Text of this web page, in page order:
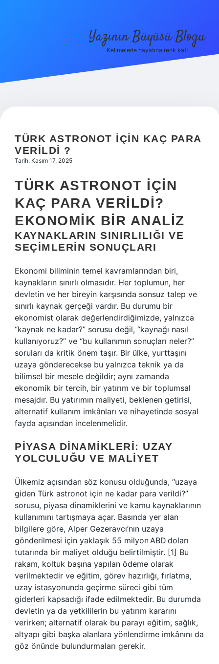
Hakkımızda
menüyü
Yazının Büyüsü Blogu
Kelimelerle hayatına renk kat!
TÜRK ASTRONOT IÇIN KAÇ PARA
VERILDI ?
Tarih: Kasım 17, 2025
TÜRK ASTRONOT İÇIN
KAÇ PARA VERILDI?
EKONOMIK BIR ANALIZ
KAYNAKLARIN SINIRLILIĞI VE
SEÇIMLERIN SONUÇLARI
Ekonomi biliminin temel kavramlarından biri,
kaynakların sınırlı olmasıdır. Her toplumun, her
devletin ve her bireyin karşısında sonsuz talep ve
sınırlı kaynak gerçeği vardır. Bu durumu bir
ekonomist olarak değerlendirdiğimizde, yalnızca
“kaynak ne kadar?” sorusu değil, “kaynağı nasıl
kullanıyoruz?” ve “bu kullanımın sonuçları neler?”
soruları da kritik önem taşır. Bir ülke, yurttaşını
uzaya gönderecekse bu yalnızca teknik ya da
bilimsel bir mesele değildir; aynı zamanda
ekonomik bir tercih, bir yatırım ve bir toplumsal
mesajdır. Bu yatırımın maliyeti, beklenen getirisi,
alternatif kullanım imkânları ve nihayetinde sosyal
fayda açısından incelenmelidir.
PIYASA DINAMIKLERI: UZAY
YOLCULUĞU VE MALIYET
Ülkemiz açısından söz konusu olduğunda, “uzaya
giden Türk astronot için ne kadar para verildi?”
sorusu, piyasa dinamiklerini ve kamu kaynaklarının
kullanımını tartışmaya açar. Basında yer alan
bilgilere göre, Alper Gezeravcı’nın uzaya
gönderilmesi için yaklaşık 55 milyon ABD doları
tutarında bir maliyet olduğu belirtilmiştir. [1] Bu
rakam, koltuk başına yapılan ödeme olarak
verilmektedir ve eğitim, görev hazırlığı, fırlatma,
uzay istasyonunda geçirme süreci gibi tüm
giderleri kapsadığı ifade edilmektedir. Bu durumda
devletin ya da yetkililerin bu yatırım kararını
verirken; alternatif olarak bu parayı eğitim, sağlık,
altyapı gibi başka alanlara yönlendirme imkânını da
göz önünde bulundurmaları gerekir.